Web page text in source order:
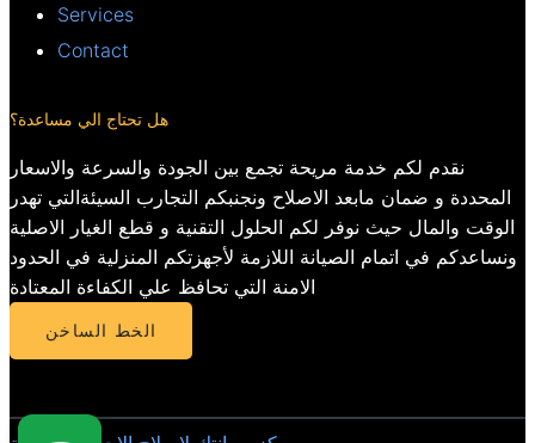
Services
Contact
هل تحتاج الي مساعدة؟
نقدم لكم خدمة مريحة تجمع بين الجودة والسرعة والاسعار
المحددة و ضمان مابعد الاصلاح ونجنبكم التجارب السيئةالتي تهدر
الوقت والمال حيث نوفر لكم الحلول التقنية و قطع الغيار الاصلية
ونساعدكم في اتمام الصيانة اللازمة لأجهزتكم المنزلية في الحدود
الامنة التي تحافظ علي الكفاءة المعتادة
الخط الساخن